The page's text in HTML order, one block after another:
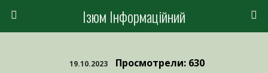
Ізюм Інформаційний
19.10.2023 Просмотрели: 630